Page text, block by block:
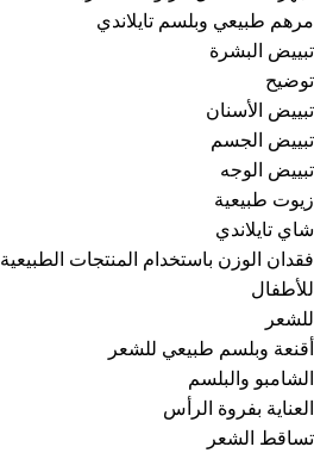
مرهم طبيعي وبلسم تايلاندي
تبييض البشرة
توضيح
تبييض الأسنان
تبييض الجسم
تبييض الوجه
زيوت طبيعية
شاي تايلاندي
فقدان الوزن باستخدام المنتجات الطبيعية
للأطفال
للشعر
أقنعة وبلسم طبيعي للشعر
الشامبو والبلسم
العناية بفروة الرأس
تساقط الشعر